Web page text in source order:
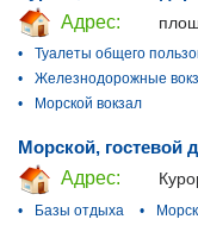
Адрес:
•
Туалеты общего
•
Железнодорожные
•
Морской вокзал
Морской, гостевой
Адрес:
•
Базы отдыха •